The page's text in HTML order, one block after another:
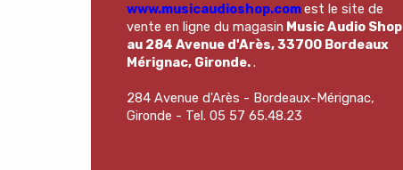
www.musicaudioshop.comest le site de
vente en ligne du magasin Music Audio Shop
au 284 Avenue d'Arès, 33700 Bordeaux
Mérignac, Gironde..
284 Avenue d'Arès - Bordeaux-Mérignac,
Gironde - Tel. 05 57 65.48.23